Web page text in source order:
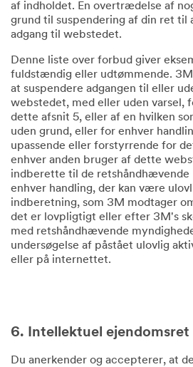
af indholdet. En overtrædelse af
grund til suspendering af din ret til
adgang til webstedet.
Denne liste over forbud giver
fuldstændig eller udtømmende.
at suspendere adgangen til eller
webstedet, med eller uden varsel,
dette afsnit 5, eller af en hvilken
uden grund, eller for enhver
upassende eller forstyrrende for
enhver anden bruger af dette
indberette til de retshåndhævende
enhver handling, der kan være
indberetning, som 3M modtager
det er lovpligtigt eller efter 3M's
med retshåndhævende
undersøgelse af påstået ulovlig
eller på internettet.
6. Intellektuel ejendomsret
Du anerkender og accepterer, at